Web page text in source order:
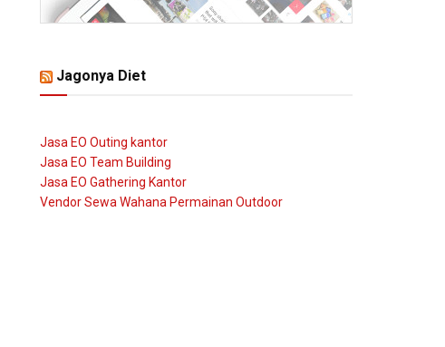
Jagonya Diet
Jasa EO Outing kantor
Jasa EO Team Building
Jasa EO Gathering Kantor
Vendor Sewa Wahana Permainan Outdoor